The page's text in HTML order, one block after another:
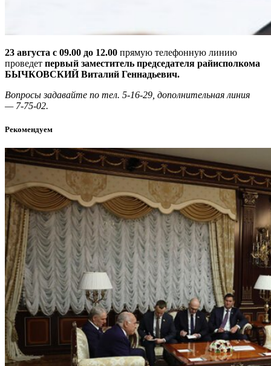
23 августа с 09.00 до 12.00 прямую телефонную линию
проведет первый заместитель председателя райисполкома
БЫЧКОВСКИЙ Виталий Геннадьевич.
Вопросы задавайте по тел. 5-16-29, дополнительная линия
— 7-75-02.
Рекомендуем